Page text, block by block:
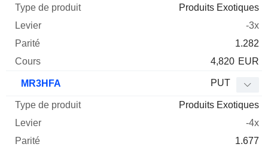
Produits Exotiques
-3x
1.282
4,820 EUR
MR3HFA PUT
Produits Exotiques
-4x
1.677